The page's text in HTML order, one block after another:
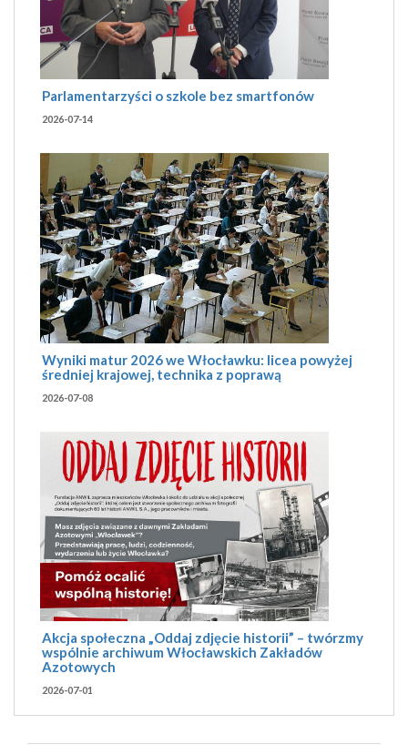
Parlamentarzyści o szkole bez smartfonów
2026-07-14
Wyniki matur 2026 we Włocławku: licea powyżej
średniej krajowej, technika z poprawą
2026-07-08
Akcja społeczna „Oddaj zdjęcie historii” – twórzmy
wspólnie archiwum Włocławskich Zakładów
Azotowych
2026-07-01